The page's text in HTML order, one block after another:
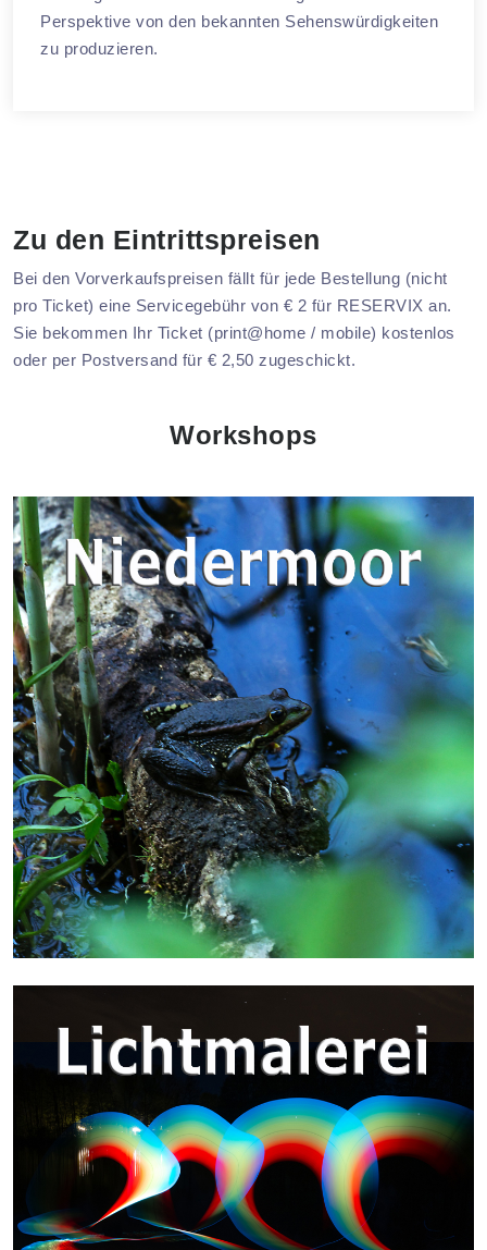
Perspektive von den bekannten Sehenswürdigkeiten
zu produzieren.
Zu den Eintrittspreisen
Bei den Vorverkaufspreisen fällt für jede Bestellung (nicht
pro Ticket) eine Servicegebühr von € 2 für RESERVIX an.
Sie bekommen Ihr Ticket (print@home / mobile) kostenlos
oder per Postversand für € 2,50 zugeschickt.
Workshops